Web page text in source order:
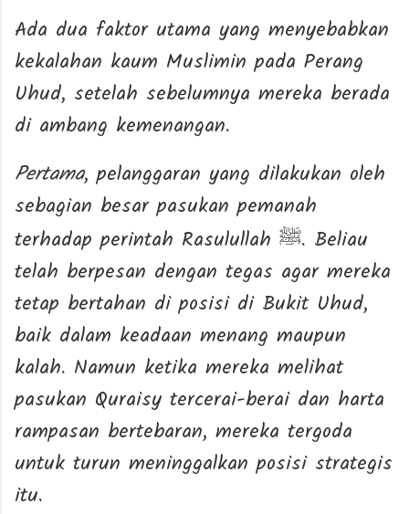
Ada dua faktor utama yang menyebabkan
kekalahan kaum Muslimin pada Perang
Uhud, setelah sebelumnya mereka berada
di ambang kemenangan.
Pertama, pelanggaran yang dilakukan oleh
sebagian besar pasukan pemanah
terhadap perintah Rasulullah ﷺ. Beliau
telah berpesan dengan tegas agar mereka
tetap bertahan di posisi di Bukit Uhud,
baik dalam keadaan menang maupun
kalah. Namun ketika mereka melihat
pasukan Quraisy tercerai-berai dan harta
rampasan bertebaran, mereka tergoda
untuk turun meninggalkan posisi strategis
itu.